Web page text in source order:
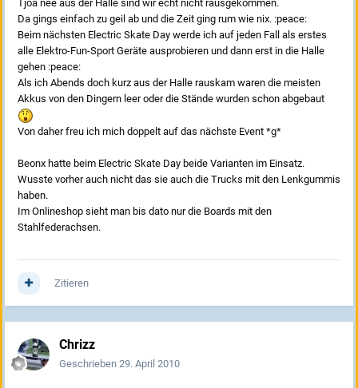
Tjoa nee aus der Halle sind wir echt nicht rausgekommen.
Da gings einfach zu geil ab und die Zeit ging rum wie nix. :peace:
Beim nächsten Electric Skate Day werde ich auf jeden Fall als erstes
alle Elektro-Fun-Sport Geräte ausprobieren und dann erst in die Halle
gehen :peace:
Als ich Abends doch kurz aus der Halle rauskam waren die meisten
Akkus von den Dingern leer oder die Stände wurden schon abgebaut
Von daher freu ich mich doppelt auf das nächste Event *g*
Beonx hatte beim Electric Skate Day beide Varianten im Einsatz.
Wusste vorher auch nicht das sie auch die Trucks mit den Lenkgummis
haben.
Im Onlineshop sieht man bis dato nur die Boards mit den
Stahlfederachsen.
Zitieren
Chrizz
Geschrieben 29. April 2010